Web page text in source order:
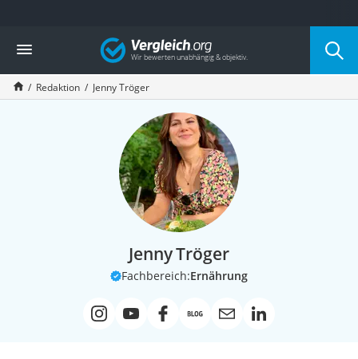
Die beliebtesten Vergleiche nach Kategorie
Service
Vergleich
Redaktion Jenny Tröger
Jenny Tröger
Fachbereich:Ernährung